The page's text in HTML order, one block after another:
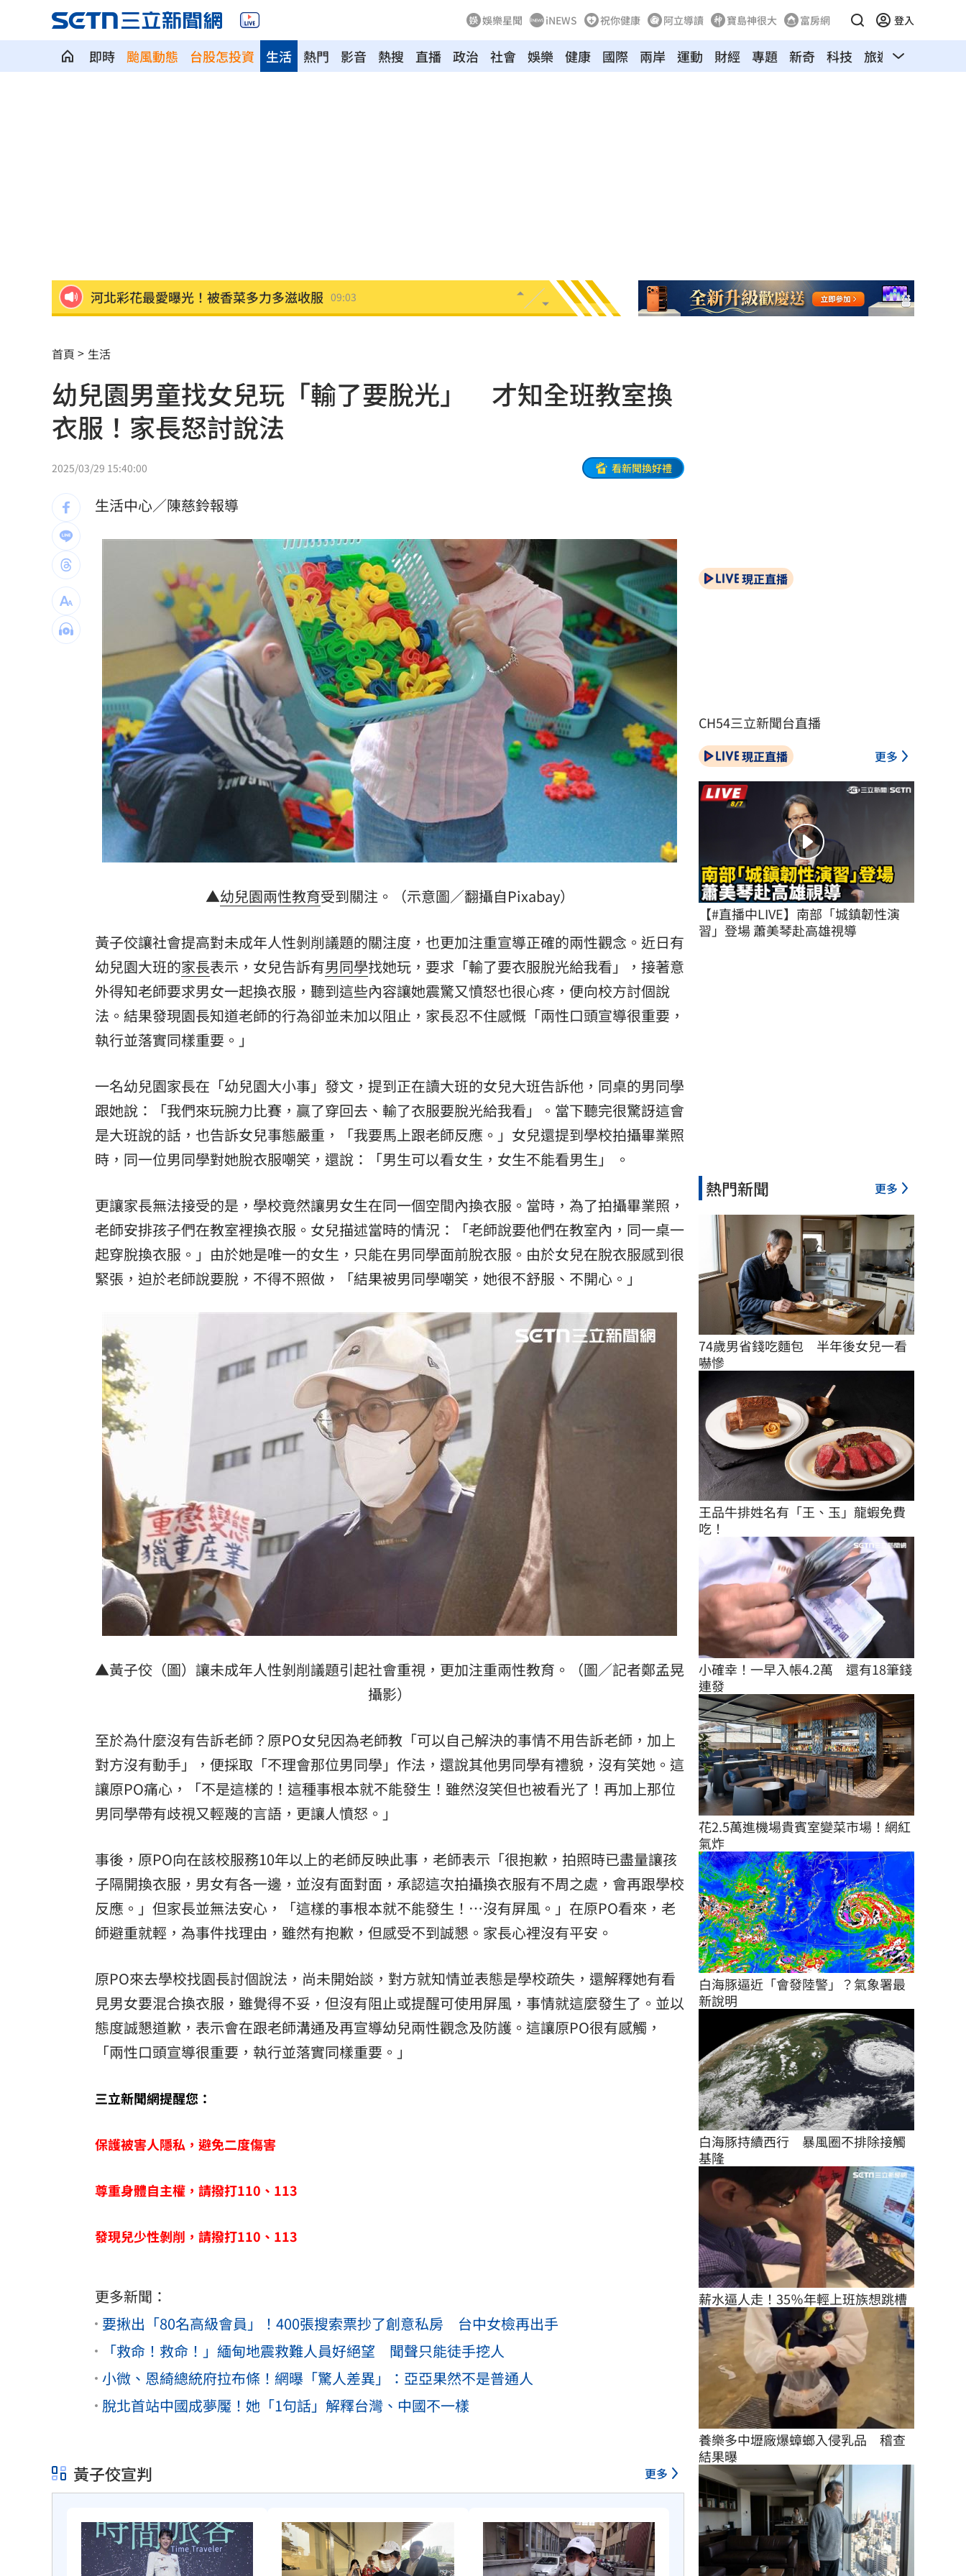
娛樂星聞 iNEWS 祝你健康 阿立導讀 寶島神很大 富房網 登入
即時 颱風動態 台股怎投資 熱門 影音 熱搜 直播 政治 社會 娛樂
生活 健康 國際 兩岸 運動 財經 專題 新奇 科技 旅遊 汽車
兒父親節喊我沒有爸爸 明金成遺孀心酸 09:19
河北彩花最愛曝光！被香菜多力多滋收服 09:03
慈濟買疫苗被詐10億 聲明1句醫轟：太瞎 09:01
布瑞格曼9局下追平轟 再見失誤氣走藍鳥
不是只有AI！富蘭克林推薦「他」紅利更多
鄭明典揭白海豚動態 氣象署：不排除陸警
新／爆涉貪！議員范織欽…遭檢調漏夜偵訊
台股急跌逆勢買95％滿倉 專家曝操作手法
高斯曼披小熊戰袍 慶幸不用先對決老東家
陳時中早提醒慈濟！學者：做到流血沒人理 08:46
大罷免名店遭酸本業造謠 老闆怒提告 08:39
慈濟買BNT遭詐 綠：藍白政治人物應道歉 08:39
白海豚更近了！「恐輕掃北部」風雨熱區曝 08:37
抹黑陳時中擋疫苗！他曝往事嗆柯：欠道歉 08:36
台灣彩券開獎直播中 20:31
LIVE三立+24小時直播 15:27
三立iNEWS新聞台線上直播 18:00
理想混蛋號召粉絲跨海追星吃美食！ 18:15
首頁 生活
幼兒園男童找女兒玩「輸了要脫光」 才知全班教室換
衣服！家長怒討說法
2025/03/29 15:40:00 看新聞換好禮
生活中心／陳慈鈴報導
▲幼兒園兩性教育受到關注。（示意圖／翻攝自Pixabay）
黃子佼讓社會提高對未成年人性剝削議題的關注度，也更加注重宣導正確的兩性觀念。近日有
幼兒園大班的家長表示，女兒告訴有男同學找她玩，要求「輸了要衣服脫光給我看」，接著意
外得知老師要求男女一起換衣服，聽到這些內容讓她震驚又憤怒也很心疼，便向校方討個說
法。結果發現園長知道老師的行為卻並未加以阻止，家長忍不住感慨「兩性口頭宣導很重要，
執行並落實同樣重要。」
一名幼兒園家長在「幼兒園大小事」發文，提到正在讀大班的女兒大班告訴他，同桌的男同學
跟她說：「我們來玩腕力比賽，贏了穿回去、輸了衣服要脫光給我看」。當下聽完很驚訝這會
是大班說的話，也告訴女兒事態嚴重，「我要馬上跟老師反應。」女兒還提到學校拍攝畢業照
時，同一位男同學對她脫衣服嘲笑，還說：「男生可以看女生，女生不能看男生」 。
更讓家長無法接受的是，學校竟然讓男女生在同一個空間內換衣服。當時，為了拍攝畢業照，
老師安排孩子們在教室裡換衣服。女兒描述當時的情況：「老師說要他們在教室內，同一桌一
起穿脫換衣服。」由於她是唯一的女生，只能在男同學面前脫衣服。由於女兒在脫衣服感到很
緊張，迫於老師說要脫，不得不照做，「結果被男同學嘲笑，她很不舒服、不開心。」
▲黃子佼（圖）讓未成年人性剝削議題引起社會重視，更加注重兩性教育。（圖／記者鄭孟晃
攝影）
至於為什麼沒有告訴老師？原PO女兒因為老師教「可以自己解決的事情不用告訴老師，加上
對方沒有動手」，便採取「不理會那位男同學」作法，還說其他男同學有禮貌，沒有笑她。這
讓原PO痛心，「不是這樣的！這種事根本就不能發生！雖然沒笑但也被看光了！再加上那位
男同學帶有歧視又輕蔑的言語，更讓人憤怒。」
事後，原PO向在該校服務10年以上的老師反映此事，老師表示「很抱歉，拍照時已盡量讓孩
子隔開換衣服，男女有各一邊，並沒有面對面，承認這次拍攝換衣服有不周之處，會再跟學校
反應。」但家長並無法安心，「這樣的事根本就不能發生！…沒有屏風。」在原PO看來，老
師避重就輕，為事件找理由，雖然有抱歉，但感受不到誠懇。家長心裡沒有平安。
原PO來去學校找園長討個說法，尚未開始談，對方就知情並表態是學校疏失，還解釋她有看
見男女要混合換衣服，雖覺得不妥，但沒有阻止或提醒可使用屏風，事情就這麼發生了。並以
態度誠懇道歉，表示會在跟老師溝通及再宣導幼兒兩性觀念及防護。這讓原PO很有感觸，
「兩性口頭宣導很重要，執行並落實同樣重要。」
三立新聞網提醒您：
保護被害人隱私，避免二度傷害
尊重身體自主權，請撥打110、113
發現兒少性剝削，請撥打110、113
更多新聞：
要揪出「80名高級會員」！400張搜索票抄了創意私房 台中女檢再出手
「救命！救命！」緬甸地震救難人員好絕望 聞聲只能徒手挖人
小微、恩綺總統府拉布條！網曝「驚人差異」：亞亞果然不是普通人
脫北首站中國成夢魘！她「1句話」解釋台灣、中國不一樣
黃子佼宣判 更多
現正直播
CH54三立新聞台直播
現正直播 更多
【#直播中LIVE】南部「城鎮韌性演
習」登場 蕭美琴赴高雄視導
熱門新聞 更多
74歲男省錢吃麵包　半年後女兒一看
嚇慘
王品牛排姓名有「王、玉」龍蝦免費
吃！
小確幸！一早入帳4.2萬　還有18筆錢
連發
花2.5萬進機場貴賓室變菜市場！網紅
氣炸
白海豚逼近「會發陸警」？氣象署最
新說明
白海豚持續西行　暴風圈不排除接觸
基隆
薪水逼人走！35％年輕上班族想跳槽
養樂多中壢廠爆蟑螂入侵乳品　稽查
結果曝